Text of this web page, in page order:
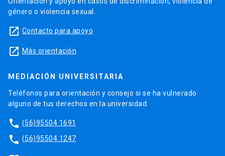
género o violencia sexual.
launch Contacto para apoyo
launch Más orientación
MEDIACIÓN UNIVERSITARIA
Teléfonos para orientación y consejo si se ha vulnerado
alguno de tus derechos en la universidad.
phone (56)95504 1691
phone (56)95504 1247